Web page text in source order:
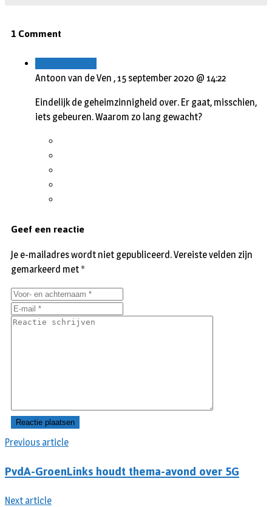
Previous article
PvdA-GroenLinks houdt thema-avond over 5G
Next article
1 Comment
Antoon van de Ven ,15 september 2020 @ 14:22
Eindelijk de geheimzinnigheid over. Er gaat, misschien,
iets gebeuren. Waarom zo lang gewacht?
Geef een reactie
Je e-mailadres wordt niet gepubliceerd.Vereiste velden zijn
gemarkeerd met *